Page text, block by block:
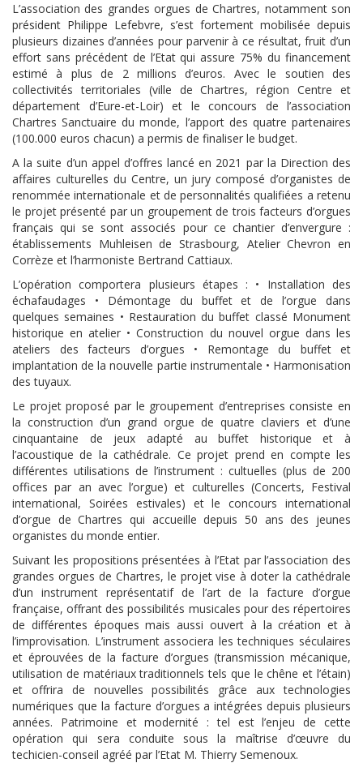
L’association des grandes orgues de Chartres, notamment son
président Philippe Lefebvre, s’est fortement mobilisée depuis
plusieurs dizaines d’années pour parvenir à ce résultat, fruit d’un
effort sans précédent de l’Etat qui assure 75% du financement
estimé à plus de 2 millions d’euros. Avec le soutien des
collectivités territoriales (ville de Chartres, région Centre et
département d’Eure-et-Loir) et le concours de l’association
Chartres Sanctuaire du monde, l’apport des quatre partenaires
(100.000 euros chacun) a permis de finaliser le budget.
A la suite d’un appel d’offres lancé en 2021 par la Direction des
affaires culturelles du Centre, un jury composé d’organistes de
renommée internationale et de personnalités qualifiées a retenu
le projet présenté par un groupement de trois facteurs d’orgues
français qui se sont associés pour ce chantier d’envergure :
établissements Muhleisen de Strasbourg, Atelier Chevron en
Corrèze et l’harmoniste Bertrand Cattiaux.
L’opération comportera plusieurs étapes : • Installation des
échafaudages • Démontage du buffet et de l’orgue dans
quelques semaines • Restauration du buffet classé Monument
historique en atelier • Construction du nouvel orgue dans les
ateliers des facteurs d’orgues • Remontage du buffet et
implantation de la nouvelle partie instrumentale • Harmonisation
des tuyaux.
Le projet proposé par le groupement d’entreprises consiste en
la construction d’un grand orgue de quatre claviers et d’une
cinquantaine de jeux adapté au buffet historique et à
l’acoustique de la cathédrale. Ce projet prend en compte les
différentes utilisations de l’instrument : cultuelles (plus de 200
offices par an avec l’orgue) et culturelles (Concerts, Festival
international, Soirées estivales) et le concours international
d’orgue de Chartres qui accueille depuis 50 ans des jeunes
organistes du monde entier.
Suivant les propositions présentées à l’Etat par l’association des
grandes orgues de Chartres, le projet vise à doter la cathédrale
d’un instrument représentatif de l’art de la facture d’orgue
française, offrant des possibilités musicales pour des répertoires
de différentes époques mais aussi ouvert à la création et à
l’improvisation. L’instrument associera les techniques séculaires
et éprouvées de la facture d’orgues (transmission mécanique,
utilisation de matériaux traditionnels tels que le chêne et l’étain)
et offrira de nouvelles possibilités grâce aux technologies
numériques que la facture d’orgues a intégrées depuis plusieurs
années. Patrimoine et modernité : tel est l’enjeu de cette
opération qui sera conduite sous la maîtrise d’œuvre du
techicien-conseil agréé par l’Etat M. Thierry Semenoux.